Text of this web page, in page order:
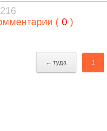
216
( 0 )
← туда 1